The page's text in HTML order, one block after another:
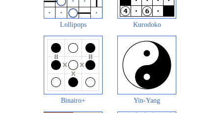
Lollipops Kurodoko
Binairo+ Yin-Yang